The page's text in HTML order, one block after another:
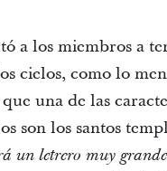
a los miembros a
cielos, como lo
una de las
son los santos
un letrero muy